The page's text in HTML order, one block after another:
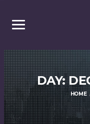
DAY:
HOME